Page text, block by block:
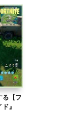
る【フ
』